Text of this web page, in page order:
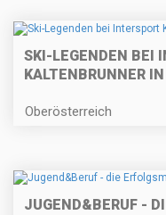
SKI-LEGENDEN BEI
KALTENBRUNNER
Oberösterreich
JUGEND&BERUF -